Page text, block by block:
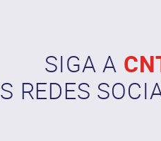
SIGA A
REDES